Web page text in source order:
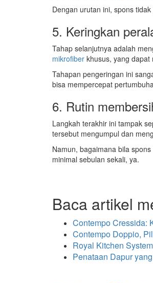
Dengan urutan ini, spons
5. Keringkan
Tahap selanjutnya adalah
mikrofiber khusus, yang
Tahapan pengeringan ini
bisa mempercepat
6. Rutin
Langkah terakhir ini tampak
tersebut mengumpul dan
Namun, bagaimana bila
minimal sebulan sekali, ya.
Baca artikel
Contempo Cressida:
Contempo Doppio,
Royal Kitchen
Penataan Dapur